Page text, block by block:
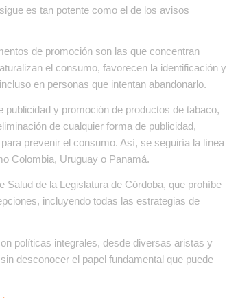
es tan potente como el de los avisos
de promoción son las que concentran
el consumo, favorecen la identificación y
en personas que intentan abandonarlo.
y promoción de productos de tabaco,
de cualquier forma de publicidad,
prevenir el consumo. Así, se seguiría la línea
Colombia, Uruguay o Panamá.
de la Legislatura de Córdoba, que prohíbe
incluyendo todas las estrategias de
políticas integrales, desde diversas aristas y
desconocer el papel fundamental que puede